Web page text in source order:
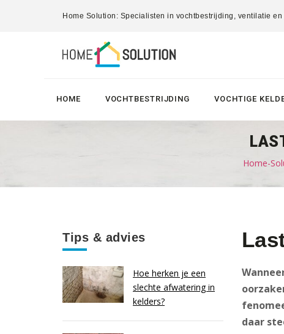
Home Solution: Specialisten in vochtbestrijding, ventilatie
HOME VOCHTBESTRIJDING VOCHTIGE
Home-
Tips & advies
Hoe herken je een
slechte afwatering in
kelders?
daar